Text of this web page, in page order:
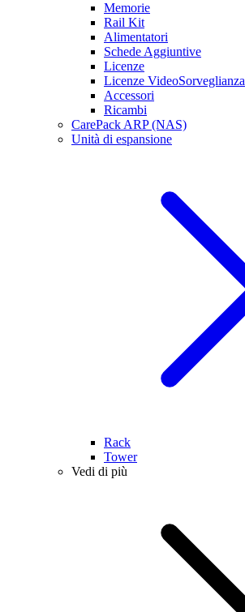
Memorie
Rail Kit
Alimentatori
Schede Aggiuntive
Licenze
Licenze VideoSorveglianza
Accessori
Ricambi
CarePack ARP (NAS)
Unità di espansione
Rack
Tower
Vedi di più